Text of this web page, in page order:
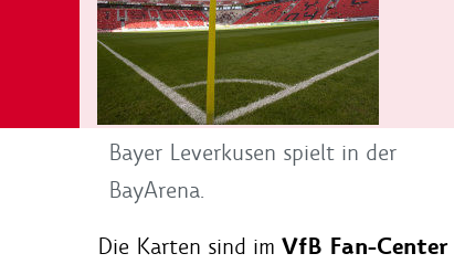
Bayer Leverkusen spielt in der
BayArena.
Die Karten sind im VfB Fan-Center